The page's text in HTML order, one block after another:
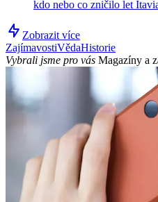
kdo nebo co zničilo let
Zobrazit více
ZajímavostiVědaHistorie
Vybrali jsme pro vás Magazíny a